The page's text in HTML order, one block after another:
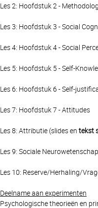
Les 2: Hoofdstuk 2 -
Les 3: Hoofdstuk 3 - Social
Les 4: Hoofdstuk 4 - Social
Les 5: Hoofdstuk 5 - Self-
Les 6: Hoofdstuk 6 - Self-
Les 7: Hoofdstuk 7 - Attitudes
Les 8: Attributie (slides en tekst
Les 9: Sociale
Les 10: Reserve/Herhaling/
Deelname aan experimenten
Psychologische theorieën en